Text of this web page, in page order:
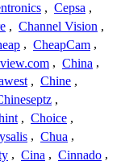
, Cepsa ,
, Channel Vision ,
, CheapCam ,
, China ,
, Chine ,
,
, Choice ,
, Chua ,
, Cina , Cinnado ,